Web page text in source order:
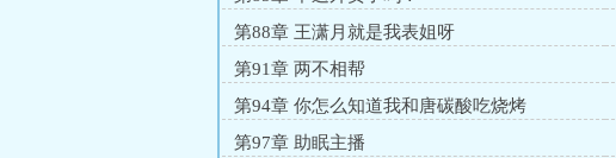
第88章 王潇月就是我表姐呀
第91章 两不相帮
第94章 你怎么知道我和唐碳酸吃烧烤
第97章 助眠主播